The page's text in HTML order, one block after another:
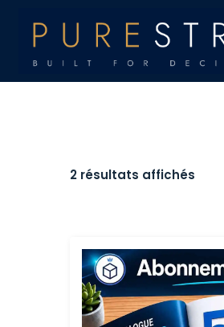
2 résultats affichés